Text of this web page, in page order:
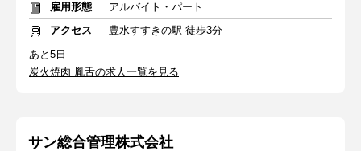
雇用形態
アルバイト・パート
アクセス
豊水すすきの駅 徒歩3分
あと5日
炭火焼肉 胤舌の求人一覧を見る
サン総合管理株式会社